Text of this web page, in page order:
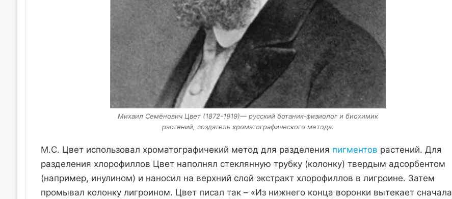
Михаил Семёнович Цвет (1872-1919)— русский ботаник-физиолог и биохимик
растений, создатель хроматографического метода.
M.С. Цвет использовал хроматографичекий метод для разделения пигментов растений. Для
разделения хлорофиллов Цвет наполнял стеклянную трубку (колонку) твердым адсорбентом
(например, инулином) и наносил на верхний слой экстракт хлорофиллов в лигроине. Затем
промывал колонку лигроином. Цвет писал так – «Из нижнего конца воронки вытекает сначала